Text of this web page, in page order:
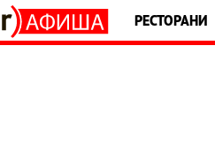
РЕСТОРАНИ